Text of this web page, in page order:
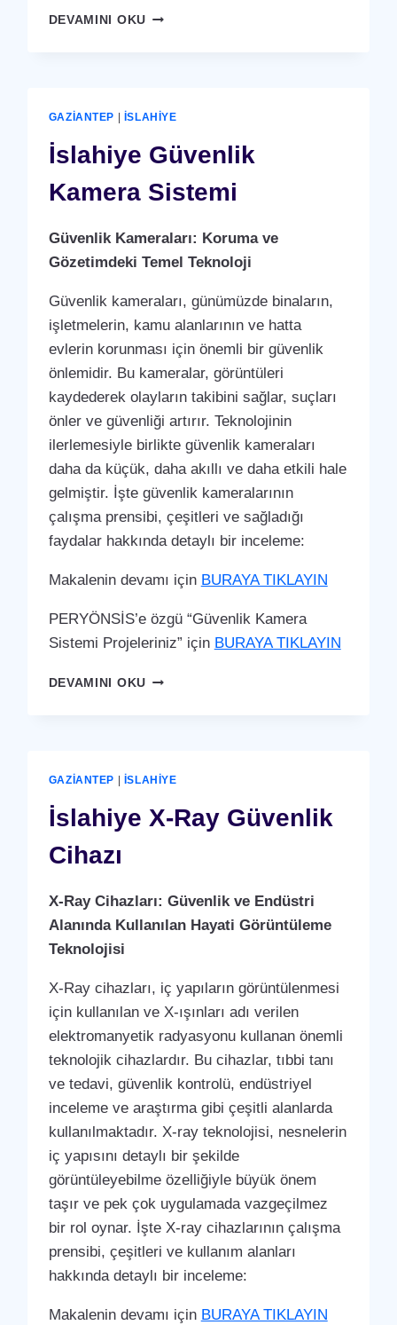
DEVAMINI OKUİSLAHIYE
GAZIANTEP İSLAHIYE
İslahiye Güvenlik
Kamera Sistemi
Güvenlik Kameraları: Koruma ve
Gözetimdeki Temel Teknoloji
Güvenlik kameraları, günümüzde binaların,
işletmelerin, kamu alanlarının ve hatta
evlerin korunması için önemli bir güvenlik
önlemidir. Bu kameralar, görüntüleri
kaydederek olayların takibini sağlar, suçları
önler ve güvenliği artırır. Teknolojinin
ilerlemesiyle birlikte güvenlik kameraları
daha da küçük, daha akıllı ve daha etkili hale
gelmiştir. İşte güvenlik kameralarının
çalışma prensibi, çeşitleri ve sağladığı
faydalar hakkında detaylı bir inceleme:
Makalenin devamı için BURAYA TIKLAYIN
PERYÖNSİS’e özgü “Güvenlik Kamera
Sistemi Projeleriniz” için BURAYA TIKLAYIN
DEVAMINI OKUİSLAHIYE
GAZIANTEP İSLAHIYE
İslahiye X-Ray Güvenlik
Cihazı
X-Ray Cihazları: Güvenlik ve Endüstri
Alanında Kullanılan Hayati Görüntüleme
Teknolojisi
X-Ray cihazları, iç yapıların görüntülenmesi
için kullanılan ve X-ışınları adı verilen
elektromanyetik radyasyonu kullanan önemli
teknolojik cihazlardır. Bu cihazlar, tıbbi tanı
ve tedavi, güvenlik kontrolü, endüstriyel
inceleme ve araştırma gibi çeşitli alanlarda
kullanılmaktadır. X-ray teknolojisi, nesnelerin
iç yapısını detaylı bir şekilde
görüntüleyebilme özelliğiyle büyük önem
taşır ve pek çok uygulamada vazgeçilmez
bir rol oynar. İşte X-ray cihazlarının çalışma
prensibi, çeşitleri ve kullanım alanları
hakkında detaylı bir inceleme:
Makalenin devamı için BURAYA TIKLAYIN